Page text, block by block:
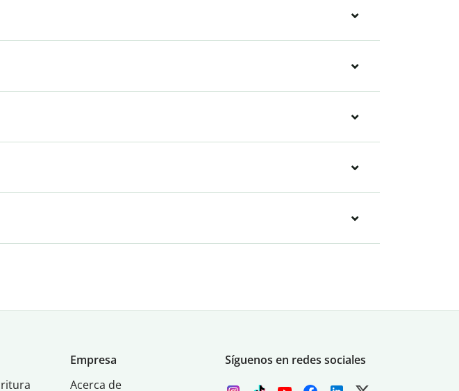
Empresa
Acerca de
Síguenos en redes sociales